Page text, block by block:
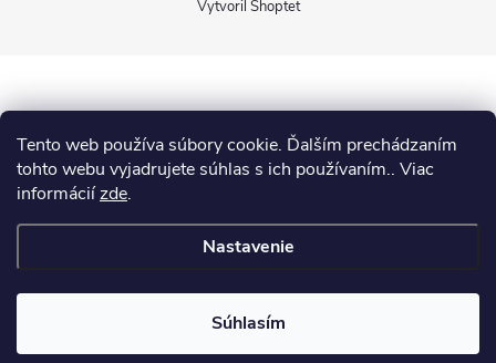
Tento web používa súbory cookie. Ďalším prechádzaním
tohto webu vyjadrujete súhlas s ich používaním.. Viac
informáciízde.
Nastavenie
Súhlasím
Vytvoril Shoptet